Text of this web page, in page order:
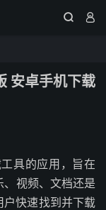
 
安卓手机下载
具的应用，旨在
视频、文档还是
户快速找到并下载